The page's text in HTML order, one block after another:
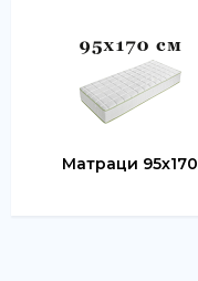
Матраци 95х170